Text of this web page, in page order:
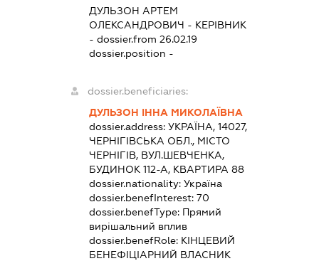
ДУЛЬЗОН АРТЕМ
ОЛЕКСАНДРОВИЧ - КЕРІВНИК
- dossier.from 26.02.19
dossier.position -
dossier.beneficiaries:
ДУЛЬЗОН ІННА МИКОЛАЇВНА
dossier.address:УКРАЇНА, 14027,
ЧЕРНІГІВСЬКА ОБЛ., МІСТО
ЧЕРНІГІВ, ВУЛ.ШЕВЧЕНКА,
БУДИНОК 112-А, КВАРТИРА 88
dossier.nationality:Україна
dossier.benefInterest:70
dossier.benefType: Прямий
вирішальний вплив
dossier.benefRole: КІНЦЕВИЙ
БЕНЕФІЦІАРНИЙ ВЛАСНИК